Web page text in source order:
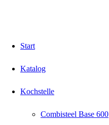
Start
Katalog
Kochstelle
Combisteel Base 600